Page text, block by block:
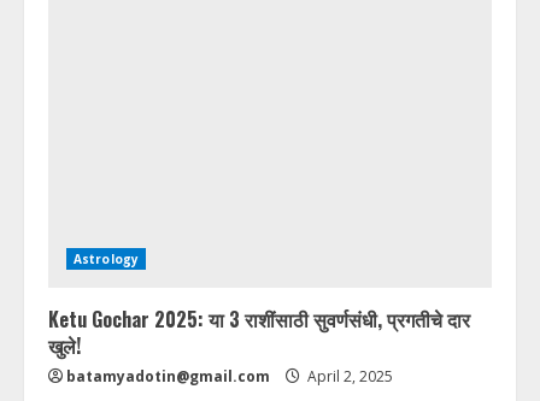
Astrology
Ketu Gochar 2025: या 3 राशींसाठी सुवर्णसंधी, प्रगतीचे दार
खुले!
batamyadotin@gmail.com April 2, 2025